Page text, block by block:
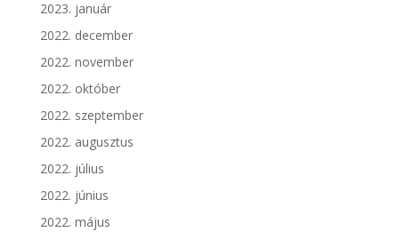
2023. január
2022. december
2022. november
2022. október
2022. szeptember
2022. augusztus
2022. július
2022. június
2022. május